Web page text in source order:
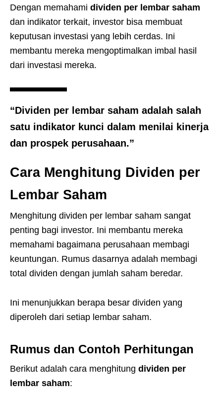
Dengan memahami dividen per lembar saham
dan indikator terkait, investor bisa membuat
keputusan investasi yang lebih cerdas. Ini
membantu mereka mengoptimalkan imbal hasil
dari investasi mereka.
“Dividen per lembar saham adalah salah
satu indikator kunci dalam menilai kinerja
dan prospek perusahaan.”
Cara Menghitung Dividen per
Lembar Saham
Menghitung dividen per lembar saham sangat
penting bagi investor. Ini membantu mereka
memahami bagaimana perusahaan membagi
keuntungan. Rumus dasarnya adalah membagi
total dividen dengan jumlah saham beredar.
Ini menunjukkan berapa besar dividen yang
diperoleh dari setiap lembar saham.
Rumus dan Contoh Perhitungan
Berikut adalah cara menghitung dividen per
lembar saham: